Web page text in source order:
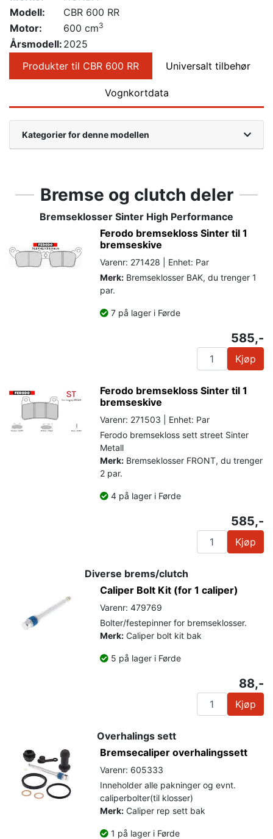
Modell:
CBR 600 RR
Motor:
600 cm3
Årsmodell: 2025
Produkter til CBR 600 RR
Universalt tilbehør
Vognkortdata
Kategorier for denne modellen
Bremse og clutch deler
Bremseklosser Sinter High Performance
Ferodo bremsekloss Sinter til 1
bremseskive
Varenr: 271428 | Enhet: Par
Merk: Bremseklosser BAK, du trenger 1
par.
7 på lager i Førde
585,-
Kjøp
Ferodo bremsekloss Sinter til 1
bremseskive
Varenr: 271503 | Enhet: Par
Ferodo bremsekloss sett street Sinter
Metall
Merk: Bremseklosser FRONT, du trenger
2 par.
4 på lager i Førde
585,-
Kjøp
Diverse brems/clutch
Caliper Bolt Kit (for 1 caliper)
Varenr: 479769
Bolter/festepinner for bremseklosser.
Merk: Caliper bolt kit bak
5 på lager i Førde
88,-
Kjøp
Overhalings sett
Bremsecaliper overhalingssett
Varenr: 605333
Inneholder alle pakninger og evnt.
caliperbolter(til klosser)
Merk: Caliper rep sett bak
1 på lager i Førde